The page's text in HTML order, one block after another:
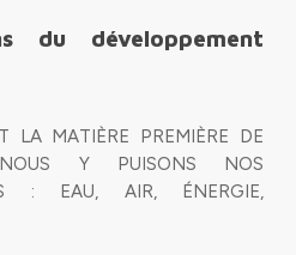
du développement
LA MATIÈRE PREMIÈRE DE
Y PUISONS NOS
: EAU, AIR, ÉNERGIE,